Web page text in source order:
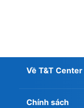
Về T&T Center
Chính sách